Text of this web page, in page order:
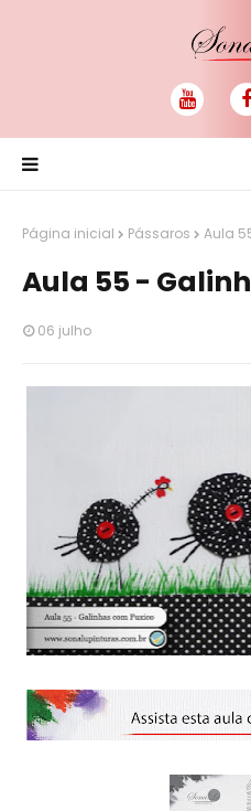
Página inicial Pássaros Aula
Aula 55 -
06 julho